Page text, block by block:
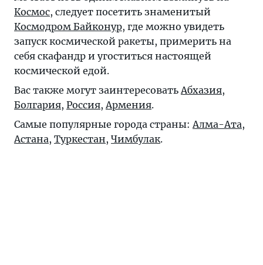
Космос, следует посетить знаменитый
Космодром Байконур, где можно увидеть
запуск космической ракеты, примерить на
себя скафандр и угоститься настоящей
космической едой.
Вас также могут заинтересоватьАбхазия,
Болгария, Россия,Армения.
Самые популярные города страны:Алма-Ата,
Астана, Туркестан, Чимбулак.